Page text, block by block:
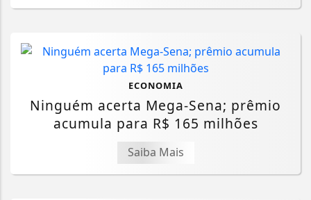
ECONOMIA
Ninguém acerta Mega-Sena; prêmio
acumula para R$ 165 milhões
Saiba Mais